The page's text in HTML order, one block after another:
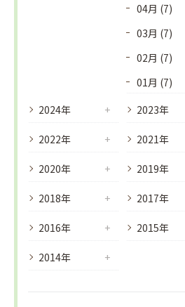
04月 (7)
03月 (7)
02月 (7)
01月 (7)
2024年
2023年
2022年 2021年
2020年 2019年
2018年 2017年
2016年 2015年
2014年